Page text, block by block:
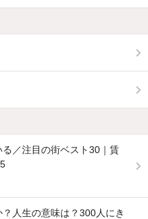
る／注目の街ベスト30｜賃
人生の意味は？300人にき